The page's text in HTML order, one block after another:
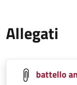
Allegati
battello